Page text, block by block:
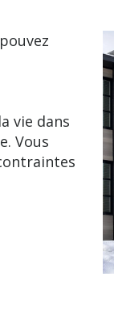
vie dans
Vous